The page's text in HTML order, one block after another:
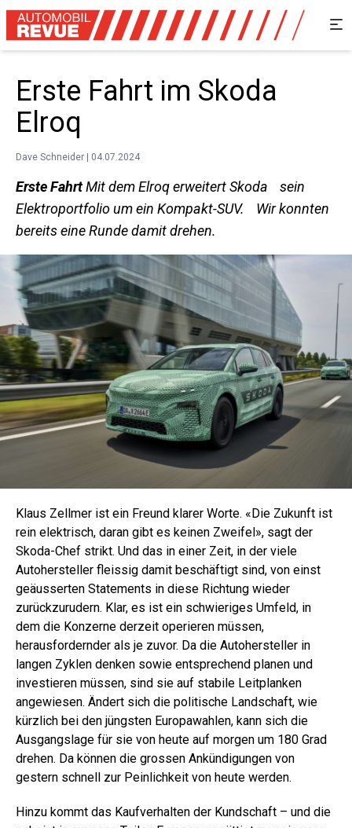
Erste Fahrt im Skoda
Elroq
Dave Schneider | 04.07.2024
Erste FahrtMit dem Elroq erweitert Skoda sein
Elektroportfolio um ein Kompakt-SUV. Wir konnten
bereits eine Runde damit drehen.
Klaus Zellmer ist ein Freund klarer Worte. «Die Zukunft ist
rein elektrisch, daran gibt es keinen Zweifel», sagt der
Skoda-Chef strikt. Und das in einer Zeit, in der viele
Autohersteller fleissig damit beschäftigt sind, von einst
geäusserten Statements in diese Richtung wieder
zurückzurudern. Klar, es ist ein schwieriges Umfeld, in
dem die Konzerne derzeit operieren müssen,
herausfordernder als je zuvor. Da die Autohersteller in
langen Zyklen denken sowie entsprechend planen und
investieren müssen, sind sie auf stabile Leitplanken
angewiesen. Ändert sich die politische Landschaft, wie
kürzlich bei den jüngsten Europawahlen, kann sich die
Ausgangslage für sie von heute auf morgen um 180 Grad
drehen. Da können die grossen Ankündigungen von
gestern schnell zur Peinlichkeit von heute werden.
Hinzu kommt das Kaufverhalten der Kundschaft – und die